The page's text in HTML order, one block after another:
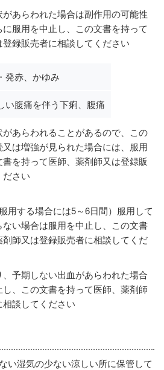
あらわれた場合は副作用の可能性
服用を中止し、この文書を持って
録販売者に相談してください
発赤、かゆみ
い腹痛を伴う下痢、腹痛
があらわれることがあるので、この
は増強が見られた場合には、服用
を持って医師、薬剤師又は登録販
さい
用する場合には5～6日間）服用して
ない場合は服用を中止し、この文書
剤師又は登録販売者に相談してくだ
予期しない出血があらわれた場合
、この文書を持って医師、薬剤師
談してください
い湿気の少ない涼しい所に保管して